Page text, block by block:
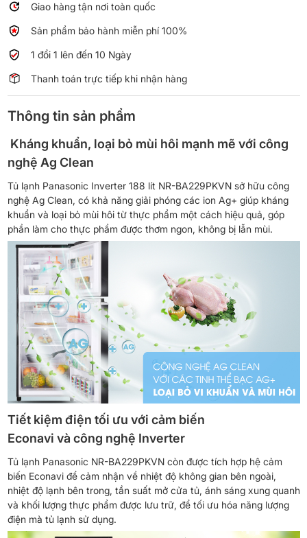
số
Giao hàng tận nơi toàn quốc
Sản phẩm bảo hành miễn phí 100%
1 đổi 1 lên đến 10 Ngày
Thanh toán trực tiếp khi nhận hàng
Thông tin sản phẩm
Kháng khuẩn, loại bỏ mùi hôi mạnh mẽ với công
nghệ Ag Clean
Tủ lạnh Panasonic Inverter 188 lít NR-BA229PKVN sở hữu công
nghệ Ag Clean, có khả năng giải phóng các ion Ag+ giúp kháng
khuẩn và loại bỏ mùi hôi từ thực phẩm một cách hiệu quả, góp
phần làm cho thực phẩm được thơm ngon, không bị lẫn mùi.
Tiết kiệm điện tối ưu với cảm biến
Econavi và công nghệ Inverter
Tủ lạnh Panasonic NR-BA229PKVN còn được tích hợp hệ cảm
biến Econavi để cảm nhận về nhiệt độ không gian bên ngoài,
nhiệt độ lạnh bên trong, tần suất mở cửa tủ, ánh sáng xung quanh
và khối lượng thực phẩm được lưu trữ, để tối ưu hóa năng lượng
điện mà tủ lạnh sử dụng.